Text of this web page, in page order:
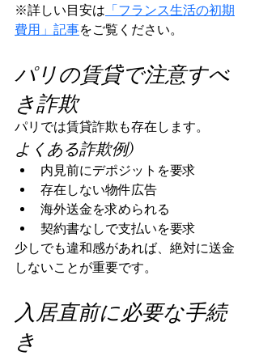
※詳しい目安は 「フランス生活の初期
費用」記事をご覧ください。
パリの賃貸で注意すべ
き詐欺
パリでは賃貸詐欺も存在します。
よくある詐欺例)
内見前にデポジットを要求
存在しない物件広告
海外送金を求められる
契約書なしで支払いを要求
少しでも違和感があれば、絶対に送金
しないことが重要です。
入居直前に必要な手続
き